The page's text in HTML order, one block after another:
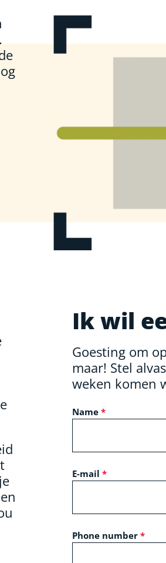
Ik wil
Goesting om
maar! Stel
weken komen
Name
E-mail
Phone number